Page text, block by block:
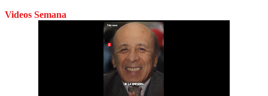
Videos Semana